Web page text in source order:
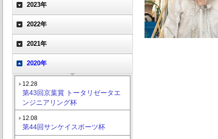
2023年
2022年
2021年
2020年
12.28
第43回京葉賞 トータリゼータエ
ンジニアリング杯
12.08
第44回サンケイスポーツ杯